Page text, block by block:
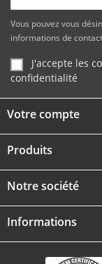
Vous pouvez vous
informations de
J'accepte les
confidentialité
Votre compte
Produits
Notre société
Informations